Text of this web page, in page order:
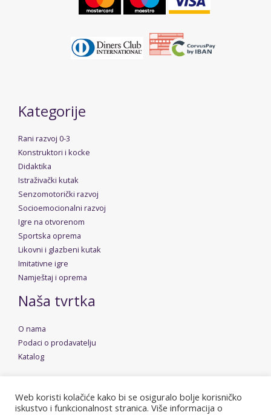
Kategorije
Rani razvoj 0-3
Konstruktori i kocke
Didaktika
Istraživački kutak
Senzomotorički razvoj
Socioemocionalni razvoj
Igre na otvorenom
Sportska oprema
Likovni i glazbeni kutak
Imitativne igre
Namještaj i oprema
Naša tvrtka
O nama
Podaci o prodavatelju
Katalog
Web koristi kolačiće kako bi se osiguralo bolje korisničko
iskustvo i funkcionalnost stranica. Više informacija o